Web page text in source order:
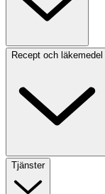
Recept och läkemedel
Tjänster